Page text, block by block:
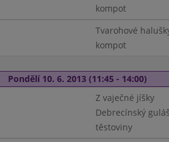
kompot
Tvarohové
kompot
Pondělí 10. 6. 2013 (11:45 - 14:00)
Z vaječné jíšky
Debrecínský
těstoviny